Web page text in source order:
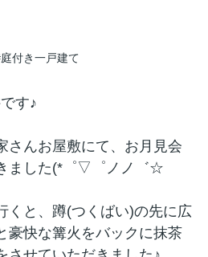
付き一戸建て
す♪
さんお屋敷にて、お 月見会
ました(*゜▽゜ノノ゛☆
くと、蹲(つくばい)の先に広
豪快な篝火をバックに抹茶